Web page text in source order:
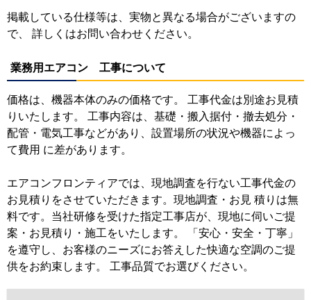
掲載している仕様等は、実物と異なる場合がございますの
で、 詳しくはお問い合わせください。
業務用エアコン 工事について
価格は、機器本体のみの価格です。 工事代金は別途お見積
りいたします。 工事内容は、基礎・搬入据付・撤去処分・
配管・電気工事などがあり、設置場所の状況や機器によっ
て費用 に差があります。
エアコンフロンティアでは、現地調査を行ない工事代金の
お見積りをさせていただきます。現地調査・お見 積りは無
料です。当社研修を受けた指定工事店が、現地に伺いご提
案・お見積り・施工をいたします。 「安心・安全・丁寧」
を遵守し、お客様のニーズにお答えした快適な空調のご提
供をお約束します。 工事品質でお選びください。